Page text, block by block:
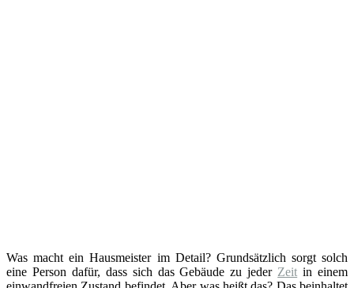
Was macht ein Hausmeister im Detail? Grundsätzlich sorgt solch
eine Person dafür, dass sich das Gebäude zu jeder Zeit in einem